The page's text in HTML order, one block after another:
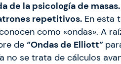
de la psicología de masas.
repetitivos. En esta
como «ondas». A
de “Ondas de Elliott”
se trata de cálculos